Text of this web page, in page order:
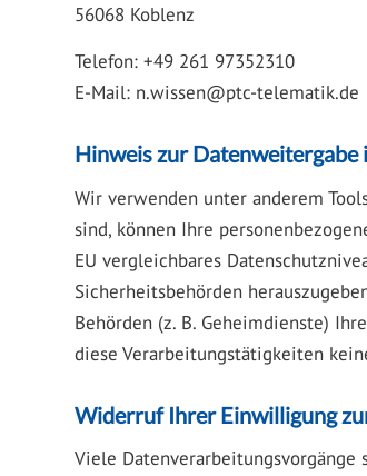
56068 Koblenz
Telefon: +49 261 97352310
E-Mail: n.wissen@ptc-telematik.de
Hinweis zur
Wir verwenden unter anderem
sind, können Ihre
EU vergleichbares
Sicherheitsbehörden
Behörden (z. B. Geheimdienste)
diese Verarbeitungstätigkeiten
Widerruf Ihrer Einwilligung
Viele